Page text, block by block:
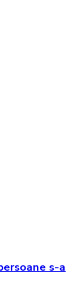
s-a